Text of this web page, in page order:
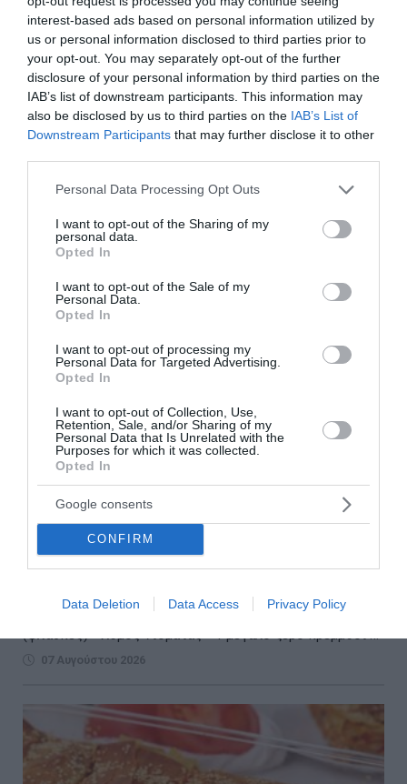
interest-based ads based on personal information utilized by
us or personal information disclosed to third parties prior to
your opt-out. You may separately opt-out of the further
disclosure of your personal information by third parties on the
IAB’s list of downstream participants. This information may
also be disclosed by us to third parties on the IAB’s List of
Downstream Participants that may further disclose it to other
Please note that this website/app uses one or more Google
not limited to your visit or usage behaviour. You may click to
grant or deny consent to Google and its third-party tags to
use your data for below specified purposes in below Google
consent section.
Personal Data Processing Opt Outs
I want to opt-out of the Sharing of my
personal data.
Opted In
I want to opt-out of the Sale of my
Personal Data.
Opted In
I want to opt-out of processing my
Personal Data for Targeted Advertising.
Opted In
I want to opt-out of Collection, Use,
Retention, Sale, and/or Sharing of my
Personal Data that Is Unrelated with the
Purposes for which it was collected.
Opted In
Google consents
CONFIRM
Data Deletion Data Access Privacy Policy
δοθούν σε 10 μέρες από σήμερα - 79 κόκκινα σπίτια στο
Πόρτο Γερμενό»
Forbes: «Καλή και οικονομικά προσιτή» η Υγεία στην
Ελλάδα – Η διεθνής αναγνώριση του ελληνικού
Ρωσία: Πάνω από 450 ουκρανικά drones καταρρίφθηκαν
τη νύχτα – Νεκροί σε δύο περιφέρειες
διαβάστε ακόμη
Κοτόπουλο με μελιτζάνες
Για 4 άτομα Ετοιμασία: 10 λεπτά Μαγείρεμα: 40 λεπτά
Υλικά - 1 κιλό στήθος κοτόπουλο - 4 μεγάλες μελιτζάνες
(φλάσκες) - Χυμός ντομάτας - 1 μεγάλο ξερό κρεμμύδι ...
07 Αυγούστου 2026